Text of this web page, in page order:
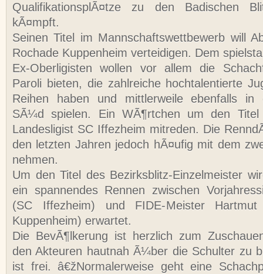
QualifikationsplÃ¤tze zu den Badischen
kÃ¤mpft.
Seinen Titel im Mannschaftswettbewerb will
Rochade Kuppenheim verteidigen. Dem
Ex-Oberligisten wollen vor allem die
Paroli bieten, die zahlreiche hochtalentierte
Reihen haben und mittlerweile ebenfalls in
SÃ¼d spielen. Ein WÃ¶rtchen um den Titel
Landesligist SC Iffezheim mitreden. Die
den letzten Jahren jedoch hÃ¤ufig mit dem
nehmen.
Um den Titel des Bezirksblitz-Einzelmeister
ein spannendes Rennen zwischen
(SC Iffezheim) und FIDE-Meister
Kuppenheim) erwartet.
Die BevÃ¶lkerung ist herzlich zum
den Akteuren hautnah Ã¼ber die Schulter zu
ist frei. â€žNormalerweise geht eine